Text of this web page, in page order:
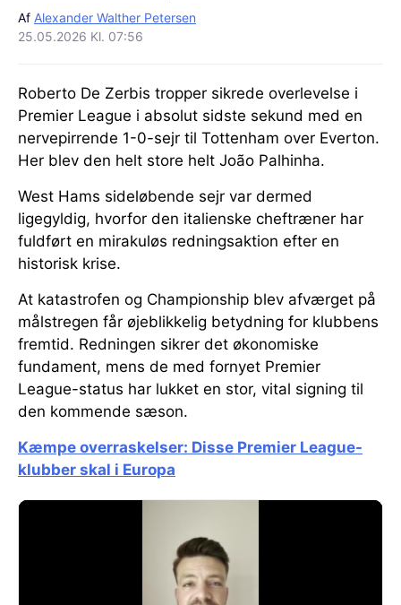
Af Alexander Walther Petersen
25.05.2026 Kl. 07:56
Roberto De Zerbis tropper sikrede overlevelse i
Premier League i absolut sidste sekund med en
nervepirrende 1-0-sejr til Tottenham over Everton.
Her blev den helt store helt João Palhinha.
West Hams sideløbende sejr var dermed
ligegyldig, hvorfor den italienske cheftræner har
fuldført en mirakuløs redningsaktion efter en
historisk krise.
At katastrofen og Championship blev afværget på
målstregen får øjeblikkelig betydning for klubbens
fremtid. Redningen sikrer det økonomiske
fundament, mens de med fornyet Premier
League-status har lukket en stor, vital signing til
den kommende sæson.
Kæmpe overraskelser: Disse Premier League-
klubber skal i Europa